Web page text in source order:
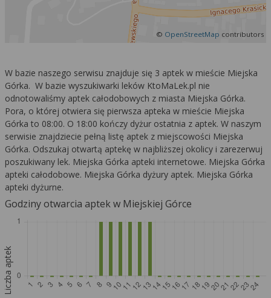
© OpenStreetMap contributors
W bazie naszego serwisu znajduje się 3 aptek w mieście Miejska
Górka. W bazie wyszukiwarki leków KtoMaLek.pl nie
odnotowaliśmy aptek całodobowych z miasta Miejska Górka.
Pora, o której otwiera się pierwsza apteka w mieście Miejska
Górka to 08:00. O 18:00 kończy dyżur ostatnia z aptek. W naszym
serwisie znajdziecie pełną listę aptek z miejscowości Miejska
Górka. Odszukaj otwartą aptekę w najbliższej okolicy i zarezerwuj
poszukiwany lek. Miejska Górka apteki internetowe. Miejska Górka
apteki całodobowe. Miejska Górka dyżury aptek. Miejska Górka
apteki dyżurne.
Godziny otwarcia aptek w Miejskiej Górce
Liczba aptek